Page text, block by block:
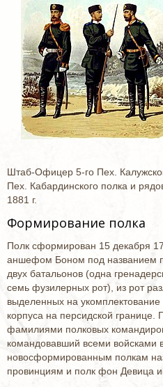
Штаб-Офицер 5-го Пех.
Пех. Кабардинского полка и
1881 г.
Формирование полка
Полк сформирован 15 декабря
аншефом Боном под названием
двух батальонов (одна
семь фузилерных рот), из рот
выделенных на укомплектование
корпуса на персидской границе.
фамилиями полковых
командовавший всеми войсками
новосформированным полкам
провинциям и полк фон Девица